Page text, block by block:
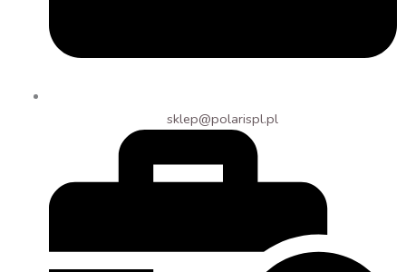
sklep@polarispl.pl